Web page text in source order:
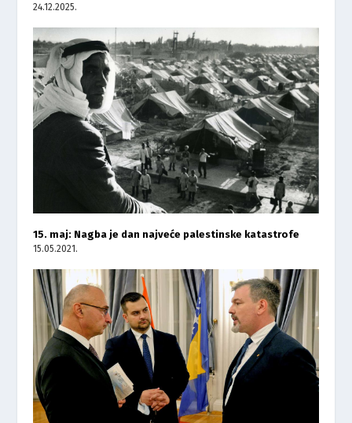
24.12.2025.
15. maj: Nagba je dan najveće palestinske katastrofe
15.05.2021.